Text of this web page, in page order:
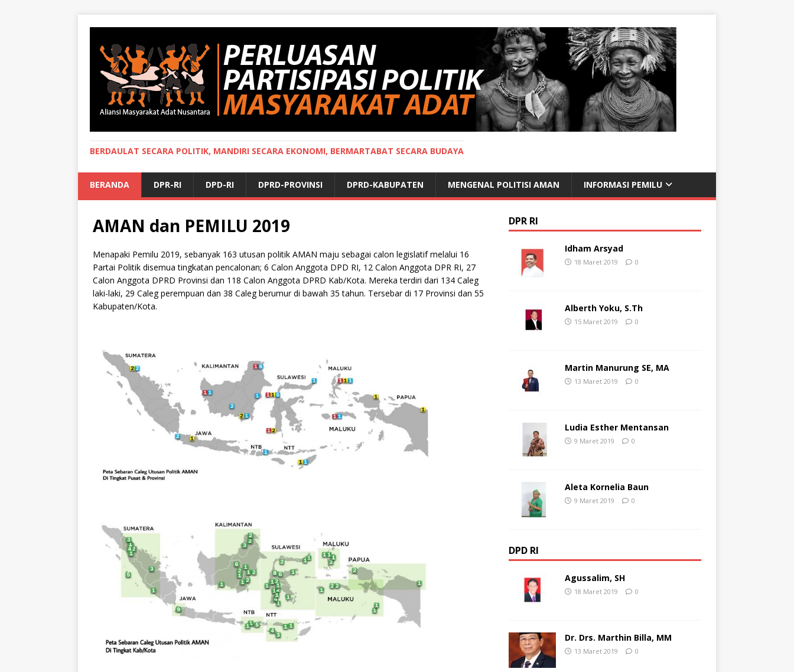
BERDAULAT SECARA POLITIK, MANDIRI SECARA EKONOMI, BERMARTABAT SECARA BUDAYA
BERANDA DPR-RI DPD-RI DPRD-PROVINSI DPRD-KABUPATEN MENGENAL POLITISI AMAN INFORMASI PEMILU
AMAN dan PEMILU 2019
Menapaki Pemilu 2019, sebanyak 163 utusan politik AMAN maju sebagai calon legislatif melalui 16
Partai Politik disemua tingkatan pencalonan; 6 Calon Anggota DPD RI, 12 Calon Anggota DPR RI, 27
Calon Anggota DPRD Provinsi dan 118 Calon Anggota DPRD Kab/Kota. Mereka terdiri dari 134 Caleg
laki-laki, 29 Caleg perempuan dan 38 Caleg berumur di bawah 35 tahun. Tersebar di 17 Provinsi dan 55
Kabupaten/Kota.
DPR RI
Idham Arsyad
18 Maret 2019 0
Alberth Yoku, S.Th
15 Maret 2019 0
Martin Manurung SE, MA
13 Maret 2019 0
Ludia Esther Mentansan
9 Maret 2019 0
Aleta Kornelia Baun
9 Maret 2019 0
DPD RI
Agussalim, SH
18 Maret 2019 0
Dr. Drs. Marthin Billa, MM
13 Maret 2019 0